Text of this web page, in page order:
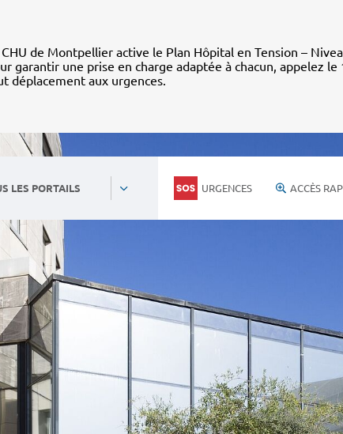
CHU de Montpellier active le Plan Hôpital en Tension –
garantir une prise en charge adaptée à chacun, appelez le
déplacement aux urgences.
LES PORTAILS URGENCES ACCÈS